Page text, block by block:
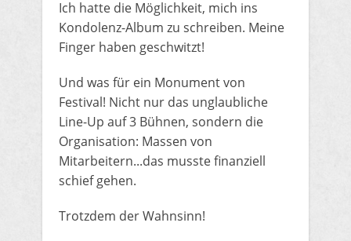
Ich hatte die Möglichkeit, mich ins
Kondolenz-Album zu schreiben. Meine
Finger haben geschwitzt!
Und was für ein Monument von
Festival! Nicht nur das unglaubliche
Line-Up auf 3 Bühnen, sondern die
Organisation: Massen von
Mitarbeitern...das musste finanziell
schief gehen.
Trotzdem der Wahnsinn!